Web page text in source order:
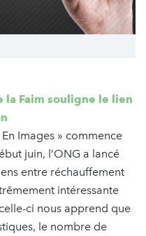
la Faim souligne le lien
Images » commence
juin, l’ONG a lancé
entre réchauffement
intéressante
ci nous apprend que
le nombre de